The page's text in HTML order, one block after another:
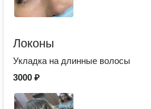
Локоны
Укладка на длинные волосы
3000 ₽